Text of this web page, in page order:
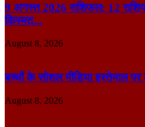
9 अगस्त 2026 राशिफल: 12
किस्मत...
August 8, 2026
बच्चों के सोशल मीडिया इस्तेमाल
August 8, 2026